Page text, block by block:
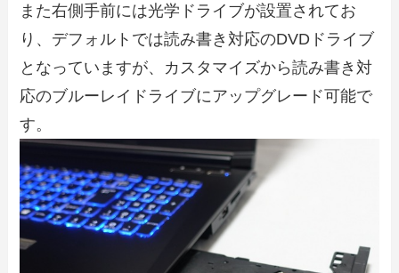
また右側手前には光学ドライブが設置されてお
り、デフォルトでは読み書き対応のDVDドライブ
となっていますが、カスタマイズから読み書き対
応のブルーレイドライブにアップグレード可能で
す。